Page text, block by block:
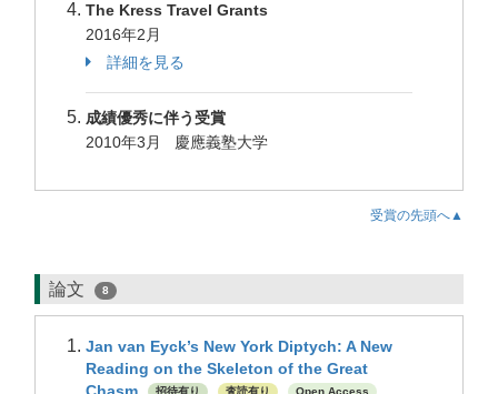
The Kress Travel Grants
2016年2月
詳細を見る
成績優秀に伴う受賞
2010年3月 慶應義塾大学
受賞の先頭へ▲
論文 8
Jan van Eyck’s New York Diptych: A New
Reading on the Skeleton of the Great
招待有り 査読有り Open Access